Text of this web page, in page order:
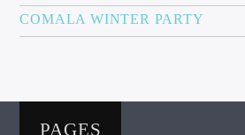
COMALA WINTER PARTY
PAGES